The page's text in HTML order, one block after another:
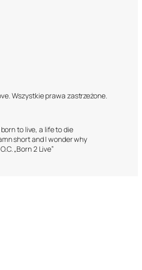
Wszystkie prawa zastrzeżone.
born to live, a life to die
short and I wonder why
O.C. „Born 2 Live”